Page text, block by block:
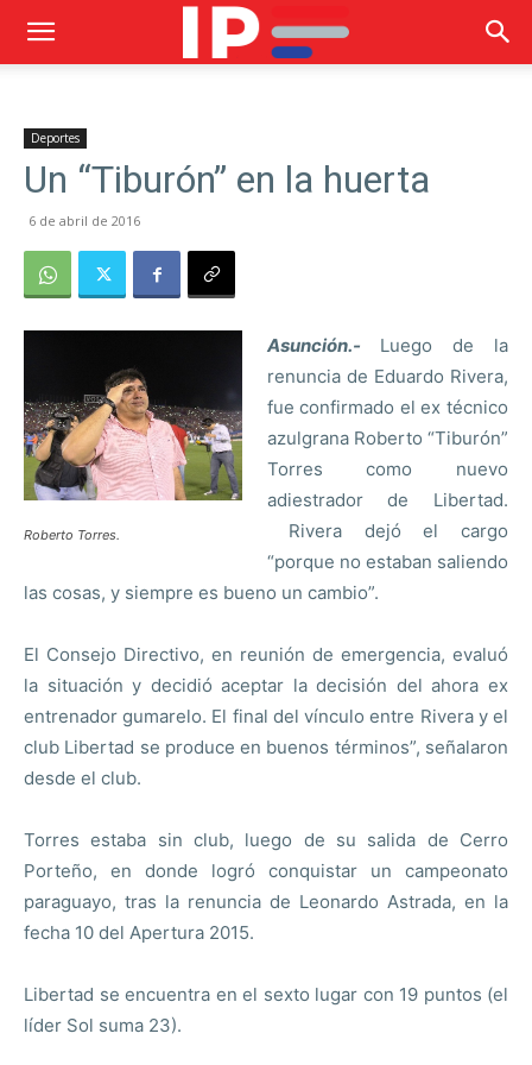
Deportes
Un “Tiburón” en la huerta
6 de abril de 2016
Roberto Torres.
Asunción.-
Luego de la
renuncia de Eduardo Rivera,
fue confirmado el ex técnico
azulgrana Roberto “Tiburón”
Torres como nuevo
adiestrador de Libertad.
Rivera dejó el cargo
“porque no estaban saliendo
las cosas, y siempre es bueno un cambio”.
El Consejo Directivo, en reunión de emergencia, evaluó
la situación y decidió aceptar la decisión del ahora ex
entrenador gumarelo. El final del vínculo entre Rivera y el
club Libertad se produce en buenos términos”, señalaron
desde el club.
Torres estaba sin club, luego de su salida de Cerro
Porteño, en donde logró conquistar un campeonato
paraguayo, tras la renuncia de Leonardo Astrada, en la
fecha 10 del Apertura 2015.
Libertad se encuentra en el sexto lugar con 19 puntos (el
líder Sol suma 23).